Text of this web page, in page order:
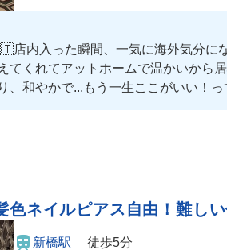
店内入った瞬間、一気に海外気分に
くれてアットホームで温かいから居
、和やかで...もう一生ここがいい！
色ネイルピアス自由！難し
新橋駅 徒歩5分